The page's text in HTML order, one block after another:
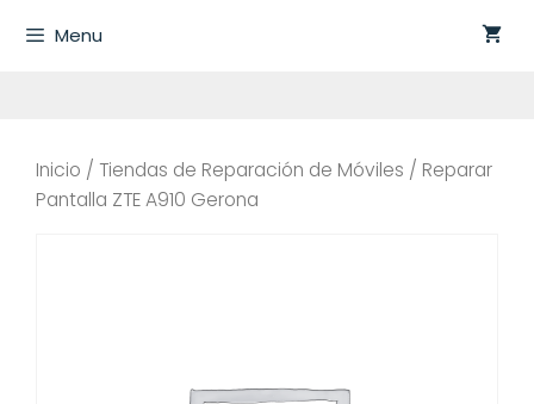
Menu
Inicio / Tiendas de Reparación de Móviles / Reparar
Pantalla ZTE A910 Gerona